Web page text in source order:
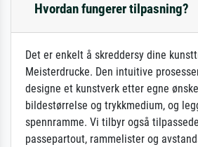
Hvordan fungerer tilpasning?
Det er enkelt å skreddersy dine
Meisterdrucke. Den intuitive
designe et kunstverk etter egne
bildestørrelse og trykkmedium, og
spennramme. Vi tilbyr også
passepartout, rammelister og